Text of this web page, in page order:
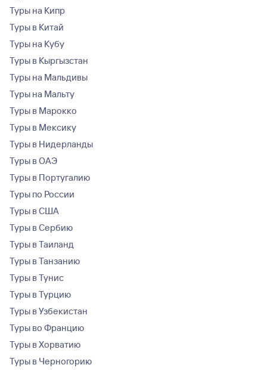
Туры на Кипр
Туры в Китай
Туры на Кубу
Туры в Кыргызстан
Туры на Мальдивы
Туры на Мальту
Туры в Марокко
Туры в Мексику
Туры в Нидерланды
Туры в ОАЭ
Туры в Португалию
Туры по России
Туры в США
Туры в Сербию
Туры в Таиланд
Туры в Танзанию
Туры в Тунис
Туры в Турцию
Туры в Узбекистан
Туры во Францию
Туры в Хорватию
Туры в Черногорию